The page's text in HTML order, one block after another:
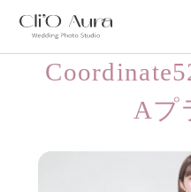
Aプ